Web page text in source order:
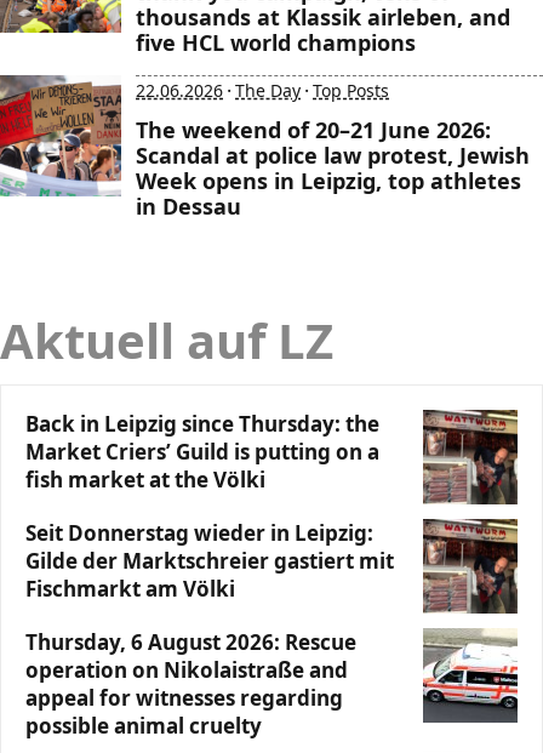
thousands at Klassik airleben, and
five HCL world champions
22.06.2026 · The Day · Top Posts
The weekend of 20–21 June 2026:
Scandal at police law protest, Jewish
Week opens in Leipzig, top athletes
in Dessau
Aktuell auf LZ
Back in Leipzig since Thursday: the
Market Criers’ Guild is putting on a
fish market at the Völki
Seit Donnerstag wieder in Leipzig:
Gilde der Marktschreier gastiert mit
Fischmarkt am Völki
Thursday, 6 August 2026: Rescue
operation on Nikolaistraße and
appeal for witnesses regarding
possible animal cruelty